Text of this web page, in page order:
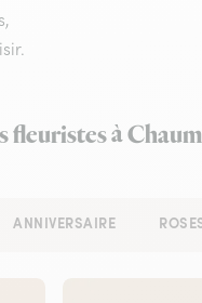
fleuristes à
ANNIVERSAIRE